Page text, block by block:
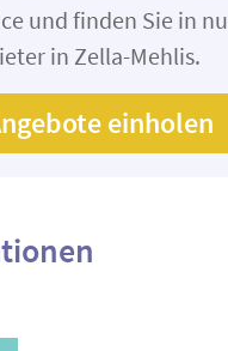
und finden Sie in
in Zella-Mehlis.
einholen